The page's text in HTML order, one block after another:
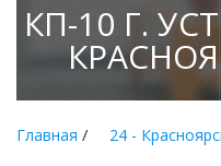
КП-10 Г.
Главная / 24 -